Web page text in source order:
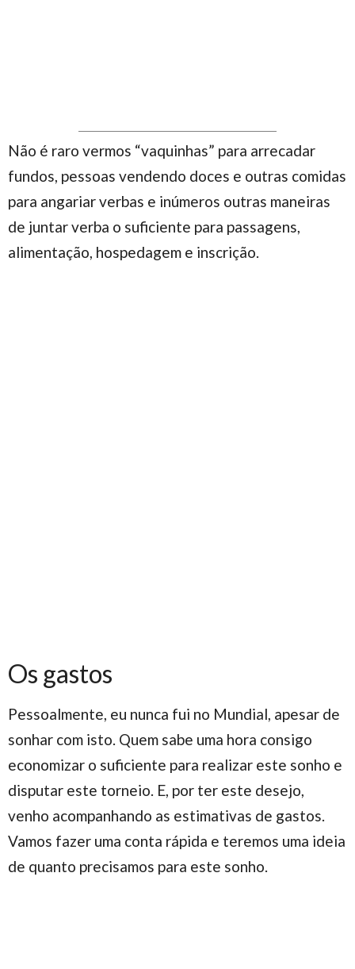
Não é raro vermos “vaquinhas” para arrecadar
fundos, pessoas vendendo doces e outras comidas
para angariar verbas e inúmeros outras maneiras
de juntar verba o suficiente para passagens,
alimentação, hospedagem e inscrição.
Os gastos
Pessoalmente, eu nunca fui no Mundial, apesar de
sonhar com isto. Quem sabe uma hora consigo
economizar o suficiente para realizar este sonho e
disputar este torneio. E, por ter este desejo,
venho acompanhando as estimativas de gastos.
Vamos fazer uma conta rápida e teremos uma ideia
de quanto precisamos para este sonho.